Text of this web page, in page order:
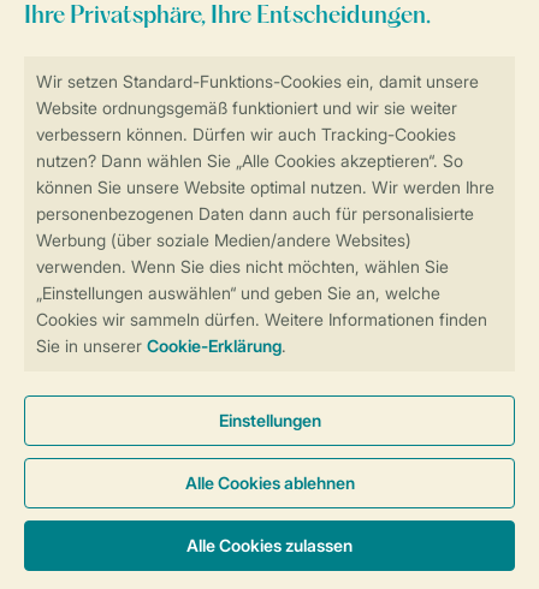
Sicherstellung Deiner Privatsphäre
Weitere Informationen und Einstellungen
Sicher und schnell zur Online-Buchung
Sichere Datenübertragung
Sicheres Bezahlen
Allgemeine Bedingungen Impressum
Cookies und Banner
Barrierefreiheit